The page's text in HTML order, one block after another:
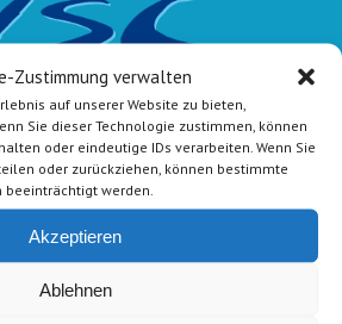
Zustimmung verwalten
auf unserer Website zu bieten,
Sie dieser Technologie zustimmen, können
oder eindeutige IDs verarbeiten. Wenn Sie
oder zurückziehen, können bestimmte
werden.
Akzeptieren
Ablehnen
lindlar.de